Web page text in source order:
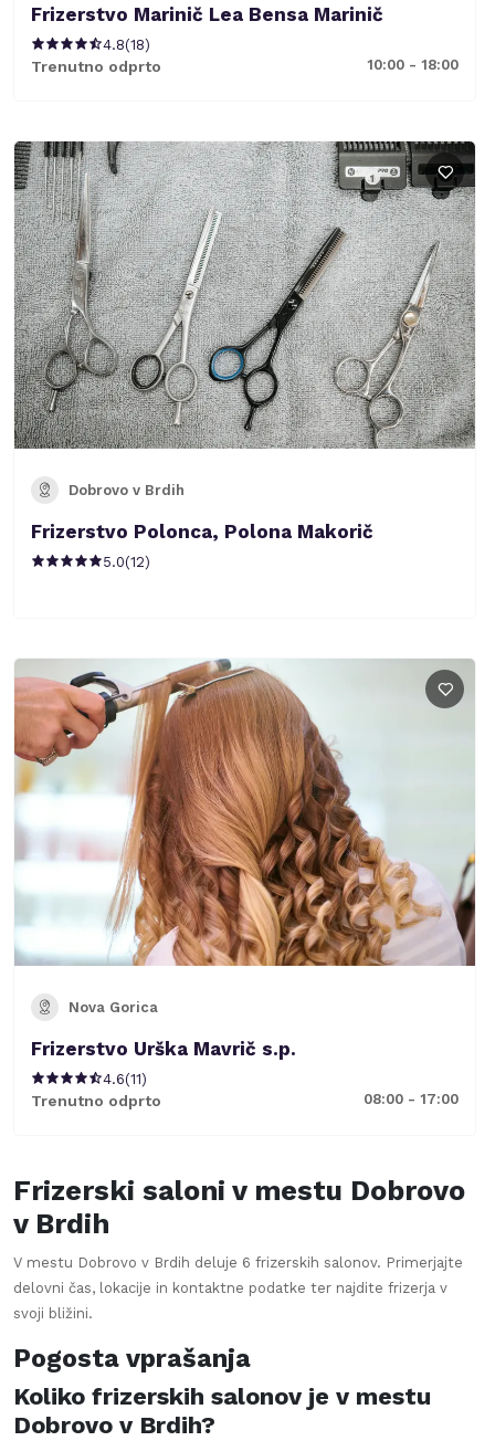
Frizerstvo Marinič Lea Bensa Marinič
4.8(18)
Trenutno odprto 10:00 - 18:00
Dobrovo v Brdih
Frizerstvo Polonca, Polona Makorič
5.0(12)
Nova Gorica
Frizerstvo Urška Mavrič s.p.
4.6(11)
Trenutno odprto 08:00 - 17:00
Frizerski saloni v mestu Dobrovo
v Brdih
V mestu Dobrovo v Brdih deluje 6 frizerskih salonov. Primerjajte
delovni čas, lokacije in kontaktne podatke ter najdite frizerja v
svoji bližini.
Pogosta vprašanja
Koliko frizerskih salonov je v mestu
Dobrovo v Brdih?